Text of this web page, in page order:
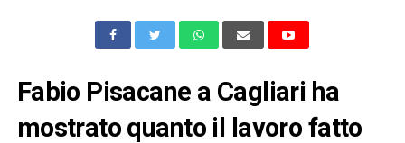
Fabio Pisacane a Cagliari ha
mostrato quanto il lavoro fatto